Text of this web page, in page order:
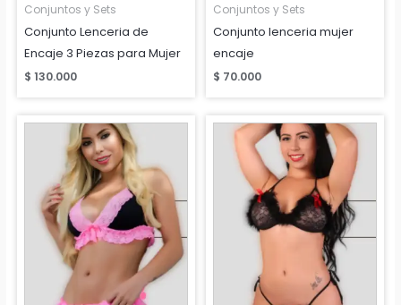
Conjuntos y Sets
Conjunto Lenceria de
Encaje 3 Piezas para Mujer
$ 130.000
Conjuntos y Sets
Conjunto lenceria mujer
encaje
$ 70.000